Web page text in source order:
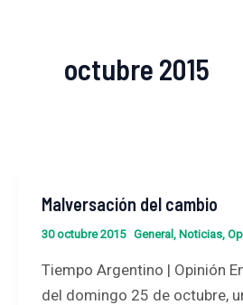
octubre 2015
Malversación del cambio
30 octubre 2015 General , Noticias,
Tiempo Argentino | Opinión
del domingo 25 de octubre,
Malversación
del